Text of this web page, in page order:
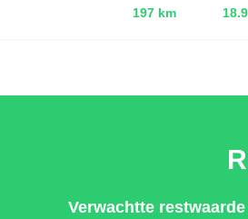
197 km
Verwachtte